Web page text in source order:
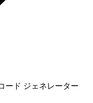
ード ジェネレーター